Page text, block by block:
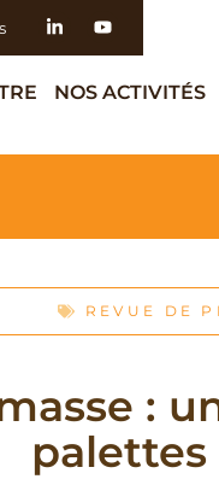
NOS ACTIVITÉS
REVUE DE
:
palettes